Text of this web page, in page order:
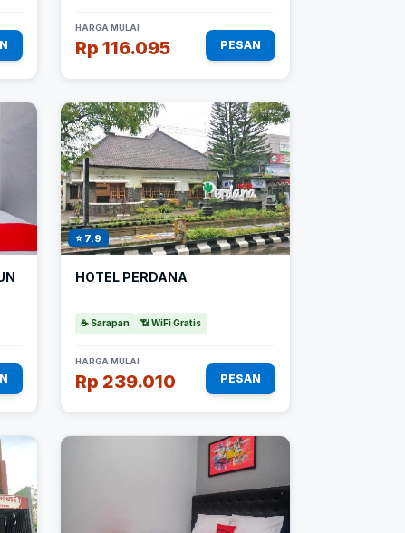
HARGA MULAI
Rp 116.095 PESAN
⭐ 7.9
HOTEL PERDANA
☕ Sarapan 📶 WiFi Gratis
HARGA MULAI
Rp 239.010 PESAN